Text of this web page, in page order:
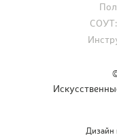
СОУТ:
Дизайн